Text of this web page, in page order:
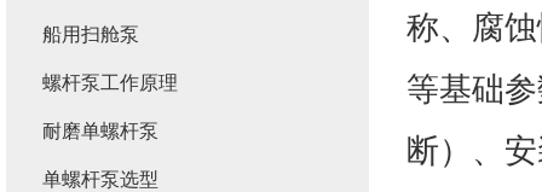
称、腐
等基础
断）、
船用扫舱泵
螺杆泵工作原理
耐磨单螺杆泵
单螺杆泵选型